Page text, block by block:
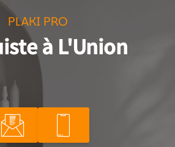
PLAKI PRO
à L'Union